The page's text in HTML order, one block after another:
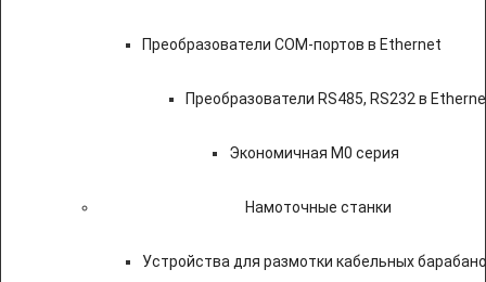
Преобразователи COM-портов в Ethernet
Преобразователи RS485, RS232 в
Экономичная M0 серия
Намоточные станки
Устройства для размотки кабельных